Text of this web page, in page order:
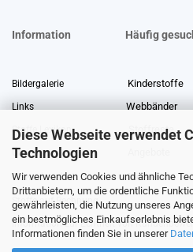
Diese Webseite verwendet
Technologien
Wir verwenden Cookies und ähnliche
Drittanbietern, um die ordentliche
gewährleisten, die Nutzung unseres
ein bestmögliches Einkaufserlebnis
Informationen finden Sie in unserer
Information Häufig
Bildergalerie Kinderstoffe
Links Webbänder
Stoffe Lexikon Stoffreste
Über uns
Gewerberabatt Meterware
Stoffe auf Rechnung
Information zur Echtheit von